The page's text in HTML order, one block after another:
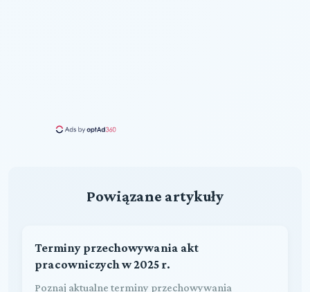
Powiązane artykuły
Terminy przechowywania akt
pracowniczych w 2025 r.
Poznaj aktualne terminy przechowywania